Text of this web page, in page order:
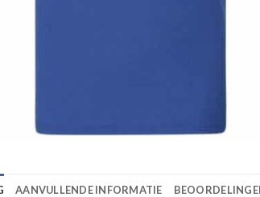
AANVULLENDE INFORMATIE